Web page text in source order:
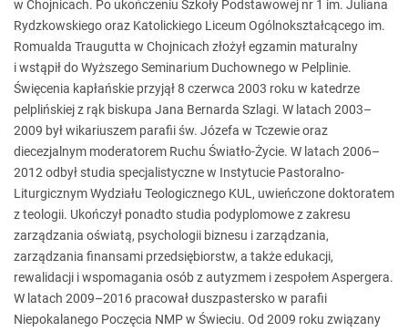
w Chojnicach. Po ukończeniu Szkoły Podstawowej nr 1 im. Juliana
Rydzkowskiego oraz Katolickiego Liceum Ogólnokształcącego im.
Romualda Traugutta w Chojnicach złożył egzamin maturalny
i wstąpił do Wyższego Seminarium Duchownego w Pelplinie.
Święcenia kapłańskie przyjął 8 czerwca 2003 roku w katedrze
pelplińskiej z rąk biskupa Jana Bernarda Szlagi. W latach 2003–
2009 był wikariuszem parafii św. Józefa w Tczewie oraz
diecezjalnym moderatorem Ruchu Światło-Życie. W latach 2006–
2012 odbył studia specjalistyczne w Instytucie Pastoralno-
Liturgicznym Wydziału Teologicznego KUL, uwieńczone doktoratem
z teologii. Ukończył ponadto studia podyplomowe z zakresu
zarządzania oświatą, psychologii biznesu i zarządzania,
zarządzania finansami przedsiębiorstw, a także edukacji,
rewalidacji i wspomagania osób z autyzmem i zespołem Aspergera.
W latach 2009–2016 pracował duszpastersko w parafii
Niepokalanego Poczęcia NMP w Świeciu. Od 2009 roku związany